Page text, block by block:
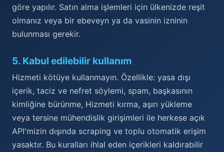
göre yapılır. Satın alma işlemleri için ülkenizde reşit
olmanız veya bir ebeveyn ya da vasinin izninin
bulunması gerekir.
5. Kabul edilebilir kullanım
Hizmeti kötüye kullanmayın. Özellikle: yasa dışı
içerik, taciz ve nefret söylemi, spam, başkasının
kimliğine bürünme, Hizmeti kırma, aşırı yükleme
veya tersine mühendislik girişimleri ile herkese açık
API'mizin dışında scraping ve toplu otomatik erişim
yasaktır. Bu kuralları ihlal eden içerikleri kaldırabilir